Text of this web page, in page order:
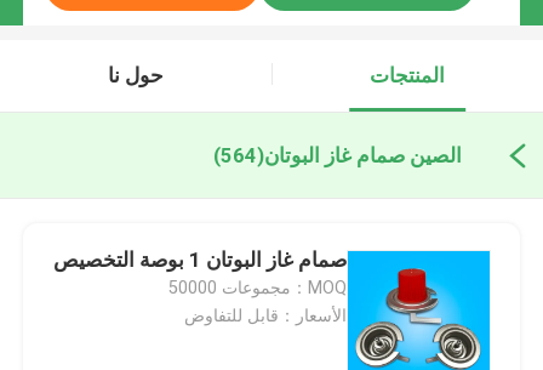
المنتجات حول نا
الصين صمام غاز البوتان(564)
صمام غاز البوتان 1 بوصة التخصيص
MOQ：مجموعات 50000
الأسعار：قابل للتفاوض